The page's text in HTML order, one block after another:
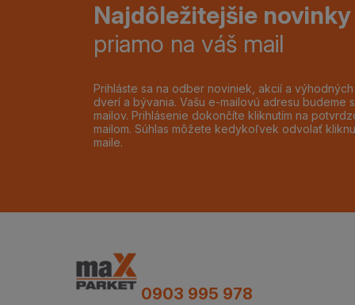
Najdôležitejšie novinky
priamo na váš mail
Prihláste sa na odber noviniek, akcií a
dverí a bývania. Vašu e-mailovú adresu
mailov. Prihlásenie dokončíte kliknutím na
mailom. Súhlas môžete kedykoľvek odvolať
maile.
0903 995 978